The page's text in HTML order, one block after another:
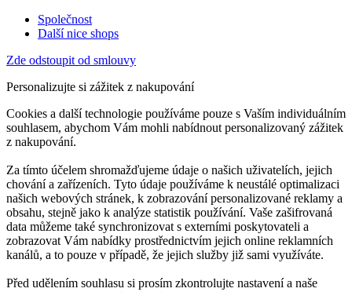
Společnost
Další nice shops
Zde odstoupit od smlouvy
Personalizujte si zážitek z nakupování
Cookies a další technologie používáme pouze s Vaším individuálním
souhlasem, abychom Vám mohli nabídnout personalizovaný zážitek
z nakupování.
Za tímto účelem shromažďujeme údaje o našich uživatelích, jejich
chování a zařízeních. Tyto údaje používáme k neustálé optimalizaci
našich webových stránek, k zobrazování personalizované reklamy a
obsahu, stejně jako k analýze statistik používání. Vaše zašifrovaná
data můžeme také synchronizovat s externími poskytovateli a
zobrazovat Vám nabídky prostřednictvím jejich online reklamních
kanálů, a to pouze v případě, že jejich služby již sami využíváte.
Před udělením souhlasu si prosím zkontrolujte nastavení a naše